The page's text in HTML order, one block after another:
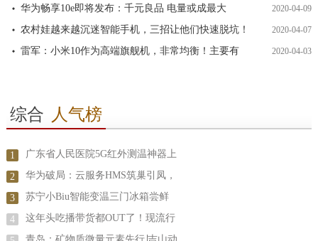
华为畅享10e即将发布：千元良品 电量或成最大 2020-04-09
农村娃越来越沉迷智能手机，三招让他们快速脱坑！ 2020-04-07
雷军：小米10作为高端旗舰机，非常均衡！主要有 2020-04-03
综合 人气榜
1 广东省人民医院5G红外测温神器上
2 华为破局：云服务HMS筑巢引凤，
3 苏宁小Biu智能变温三门冰箱尝鲜
4 这年头吃播带货都OUT了！现流行